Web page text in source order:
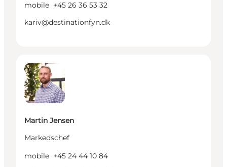
mobile +45 26 36 53 32
kariv@destinationfyn.dk
Martin Jensen
Markedschef
mobile +45 24 44 10 84